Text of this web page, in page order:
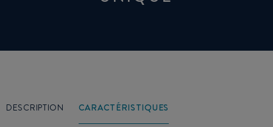
DESCRIPTION CARACTÉRISTIQUES